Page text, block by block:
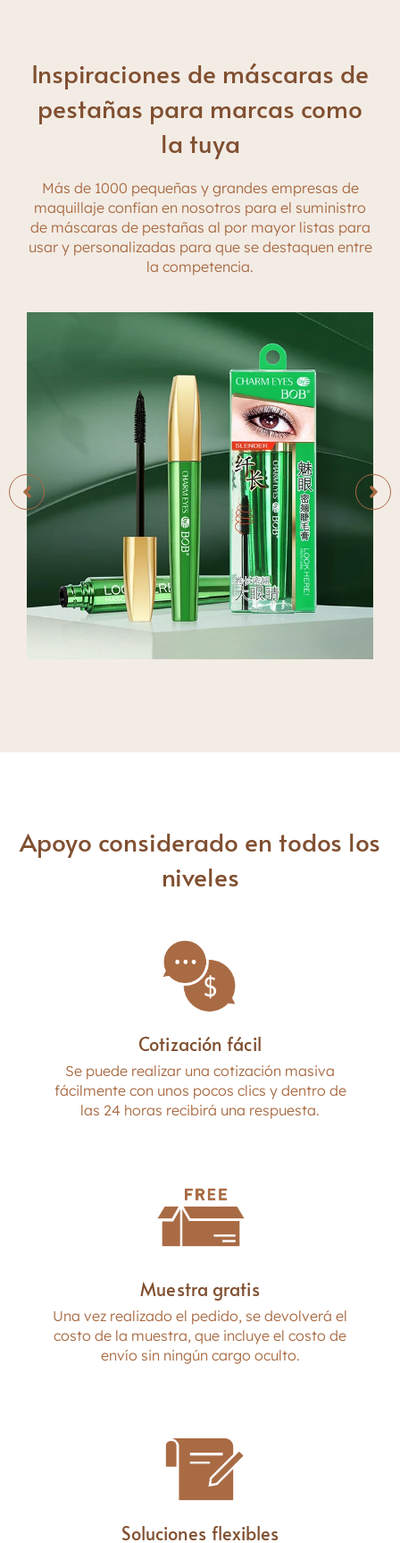
De larga duración
A prueba de manchas
Tubo 2 en 1
Impresión de logotipos
Inspiraciones de máscaras de
pestañas para marcas como
la tuya
Más de 1000 pequeñas y grandes empresas de
maquillaje confían en nosotros para el suministro
de máscaras de pestañas al por mayor listas para
usar y personalizadas para que se destaquen entre
la competencia.
Apoyo considerado en todos los
niveles
Cotización fácil
Se puede realizar una cotización masiva
fácilmente con unos pocos clics y dentro de
las 24 horas recibirá una respuesta.
Muestra gratis
Una vez realizado el pedido, se devolverá el
costo de la muestra, que incluye el costo de
envío sin ningún cargo oculto.
Soluciones flexibles